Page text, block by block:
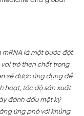
mRNA là một bước đột
trò then chốt trong
sẽ được ứng dụng để
hoạt, tốc độ sản xuất
đánh dấu một kỷ
ứng phó với khủng